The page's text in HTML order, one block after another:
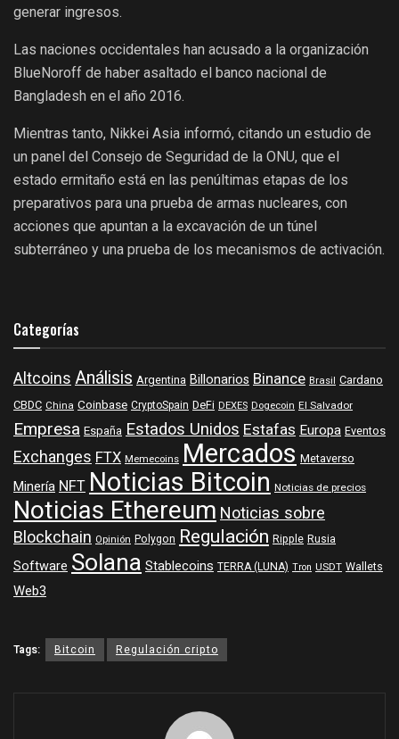
generar ingresos.
Las naciones occidentales han acusado a la organización
BlueNoroff de haber asaltado el banco nacional de
Bangladesh en el año 2016.
Mientras tanto, Nikkei Asia informó, citando un estudio de
un panel del Consejo de Seguridad de la ONU, que el
estado ermitaño está en las penúltimas etapas de los
preparativos para una prueba de armas nucleares, con
acciones que apuntan a la excavación de un túnel
subterráneo y una prueba de los mecanismos de activación.
Categorías
Altcoins Análisis Argentina Billonarios Binance Brasil Cardano
CBDC China Coinbase CryptoSpain DeFi DEXES Dogecoin El Salvador
Empresa España Estados Unidos Estafas Europa Eventos
Exchanges FTX Memecoins Mercados Metaverso
MineríaNFTNoticias Bitcoin Noticias de precios
Noticias EthereumNoticias sobre
Blockchain Opinión Polygon Regulación Ripple Rusia
Software SolanaStablecoins TERRA (LUNA) Tron USDT Wallets
Web3
Tags: Bitcoin Regulación cripto